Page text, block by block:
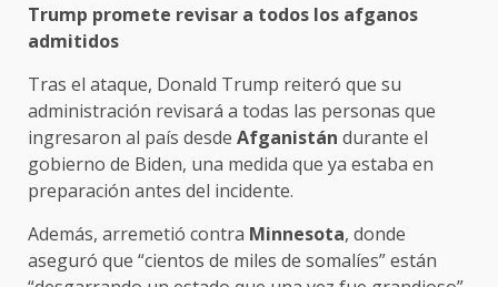
Trump promete revisar a todos los afganos
admitidos
Tras el ataque, Donald Trump reiteró que su
administración revisará a todas las personas que
ingresaron al país desde Afganistán durante el
gobierno de Biden, una medida que ya estaba en
preparación antes del incidente.
Además, arremetió contra Minnesota, donde
aseguró que “cientos de miles de somalíes” están